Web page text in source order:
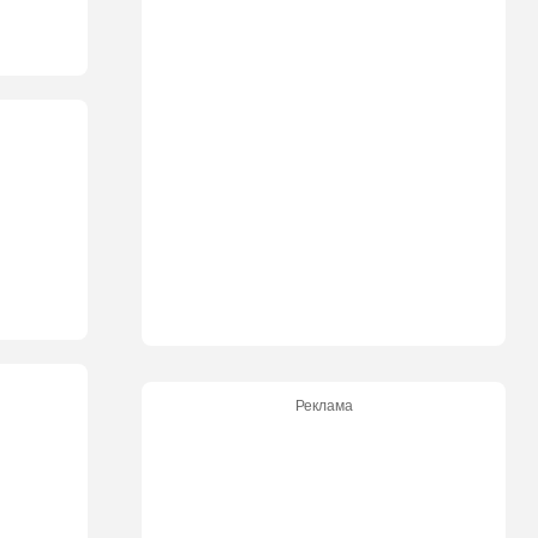
Реклама